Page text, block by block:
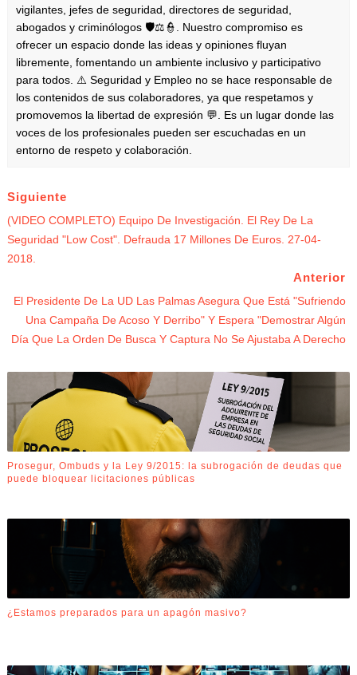
vigilantes, jefes de seguridad, directores de seguridad,
abogados y criminólogos 🛡️⚖️👮. Nuestro compromiso es
ofrecer un espacio donde las ideas y opiniones fluyan
libremente, fomentando un ambiente inclusivo y participativo
para todos. ⚠️ Seguridad y Empleo no se hace responsable de
los contenidos de sus colaboradores, ya que respetamos y
promovemos la libertad de expresión 💬. Es un lugar donde las
voces de los profesionales pueden ser escuchadas en un
entorno de respeto y colaboración.
Siguiente
(VIDEO COMPLETO) Equipo De Investigación. El Rey De La
Seguridad "Low Cost". Defrauda 17 Millones De Euros. 27-04-
2018.
Anterior
El Presidente De La UD Las Palmas Asegura Que Está "sufriendo
Una Campaña De Acoso Y Derribo" Y Espera "demostrar Algún
Día Que La Orden De Busca Y Captura No Se Ajustaba A Derecho
Prosegur, Ombuds y la Ley 9/2015: la subrogación de deudas que
puede bloquear licitaciones públicas
¿Estamos preparados para un apagón masivo?